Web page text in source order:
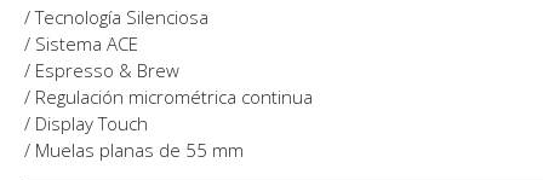
/ Tecnología Silenciosa
/ Sistema ACE
/ Espresso & Brew
/ Regulación micrométrica continua
/ Display Touch
/ Muelas planas de 55 mm